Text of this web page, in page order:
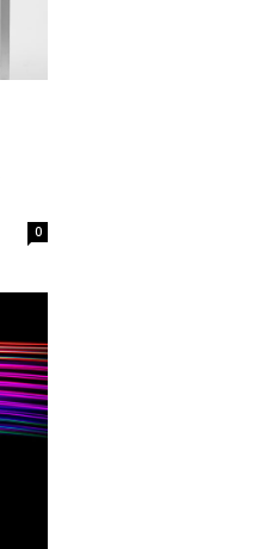
0